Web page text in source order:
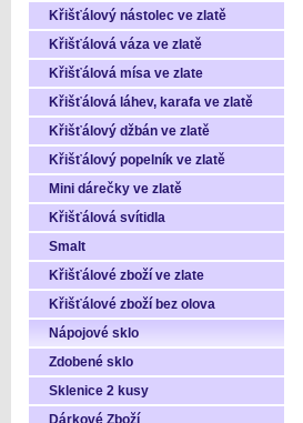
Křišťálový nástolec ve zlatě
Křišťálová váza ve zlatě
Křišťálová mísa ve zlate
Křišťálová láhev, karafa ve zlatě
Křišťálový džbán ve zlatě
Křišťálový popelník ve zlatě
Mini dárečky ve zlatě
Křišťálová svítidla
Smalt
Křišťálové zboží ve zlate
Křišťálové zboží bez olova
Nápojové sklo
Zdobené sklo
Sklenice 2 kusy
Dárkové Zboží